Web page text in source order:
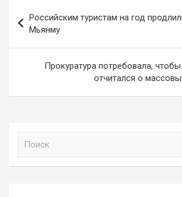
по
записям
Российским туристам на год
Мьянму
Прокуратура потребовала,
отчитался о